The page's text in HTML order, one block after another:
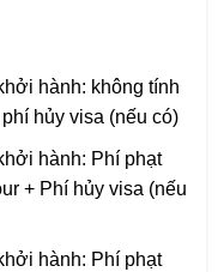
hành: không tính
hủy visa (nếu có)
hành: Phí phạt
+ Phí hủy visa (nếu
hành: Phí phạt